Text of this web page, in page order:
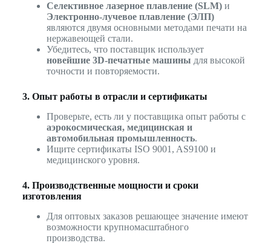
Селективное лазерное плавление (SLM)и
Электронно-лучевое плавление (ЭЛП)
являются двумя основными методами печати на
нержавеющей стали.
Убедитесь, что поставщик использует
новейшие 3D-печатные машины для высокой
точности и повторяемости.
3. Опыт работы в отрасли и сертификаты
Проверьте, есть ли у поставщика опыт работы с
аэрокосмическая, медицинская и
автомобильная промышленность.
Ищите сертификаты ISO 9001, AS9100 и
медицинского уровня.
4. Производственные мощности и сроки
изготовления
Для оптовых заказов решающее значение имеют
возможности крупномасштабного
производства.